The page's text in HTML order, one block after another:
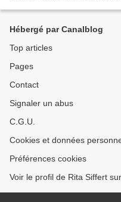
Hébergé par Canalblog
Top articles
Pages
Contact
Signaler un abus
C.G.U.
Cookies et données
Préférences cookies
Voir le profil de Rita Siffert